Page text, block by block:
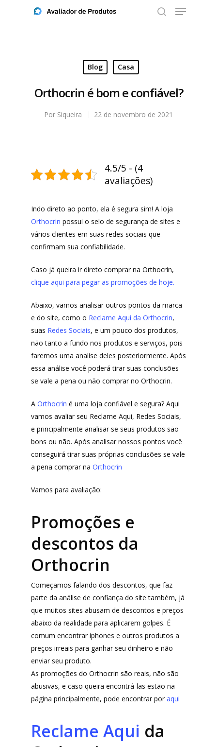
Aperte ENTER para buscar ou ESC para fechar
Blog Casa
Orthocrin é bom e confiável?
Por Siqueira 22 de novembro de 2021
4.5/5 - (4
avaliações)
Indo direto ao ponto, ela é segura sim! A loja
Orthocrin possui o selo de segurança de sites e
vários clientes em suas redes sociais que
confirmam sua confiabilidade.
Caso já queira ir direto comprar na Orthocrin,
clique aqui para pegar as promoções de hoje.
Abaixo, vamos analisar outros pontos da marca
e do site, como o Reclame Aqui da Orthocrin,
suas Redes Sociais, e um pouco dos produtos,
não tanto a fundo nos produtos e serviços, pois
faremos uma analise deles posteriormente. Após
essa análise você poderá tirar suas conclusões
se vale a pena ou não comprar no Orthocrin.
A Orthocrin é uma loja confiável e segura? Aqui
vamos avaliar seu Reclame Aqui, Redes Sociais,
e principalmente analisar se seus produtos são
bons ou não. Após analisar nossos pontos você
conseguirá tirar suas próprias conclusões se vale
a pena comprar na Orthocrin
Vamos para avaliação:
Promoções e
descontos da
Orthocrin
Começamos falando dos descontos, que faz
parte da análise de confiança do site também, já
que muitos sites abusam de descontos e preços
abaixo da realidade para aplicarem golpes. É
comum encontrar iphones e outros produtos a
preços irreais para ganhar seu dinheiro e não
enviar seu produto.
As promoções do Orthocrin são reais, não são
abusivas, e caso queira encontrá-las estão na
página principalmente, pode encontrar por aqui
Reclame Aqui da